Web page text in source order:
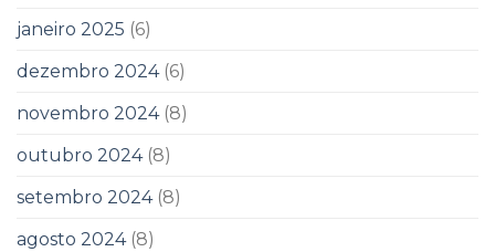
janeiro 2025 (6)
dezembro 2024(6)
novembro 2024(8)
outubro 2024(8)
setembro 2024(8)
agosto 2024(8)